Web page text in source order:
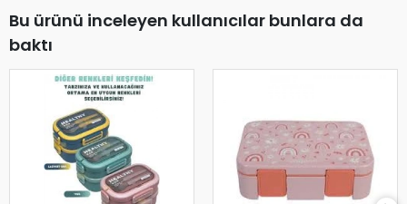
Bu ürünü inceleyen kullanıcılar bunlara da
baktı